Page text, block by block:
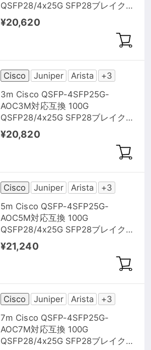
QSFP28/4x25G SFP28ブレイクア
ウトアクティブオプティカルケー
ブル（AOC）
¥20,620
Cisco Juniper Arista
+3
3m Cisco QSFP-4SFP25G-
AOC3M対応互換 100G
QSFP28/4x25G SFP28ブレイクア
ウトアクティブオプティカルケー
ブル（AOC）
¥20,820
Cisco Juniper Arista
+3
5m Cisco QSFP-4SFP25G-
AOC5M対応互換 100G
QSFP28/4x25G SFP28ブレイクア
ウトアクティブオプティカルケー
ブル（AOC）
¥21,240
Cisco Juniper Arista
+3
7m Cisco QSFP-4SFP25G-
AOC7M対応互換 100G
QSFP28/4x25G SFP28ブレイクア